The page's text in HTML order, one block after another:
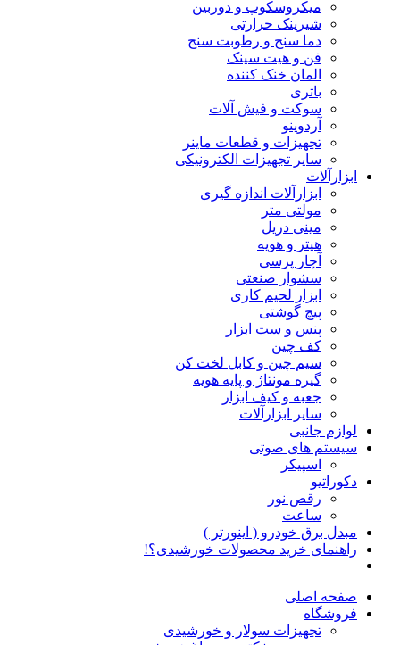
میکروسکوپ و دوربین
شیرینک حرارتی
دما سنج و رطوبت سنج
فن و هیت سینک
المان خنک کننده
باتری
سوکت و فیش آلات
آردوینو
تجهیزات و قطعات ماینر
سایر تجهیزات الکترونیکی
ابزارآلات
ابزارآلات اندازه گیری
مولتی متر
مینی دریل
هیتر و هویه
آچار پرسی
سشوار صنعتی
ابزار لحیم کاری
پیچ گوشتی
پنس و ست ابزار
کف چین
سیم چین و کابل لخت کن
گیره مونتاژ و پایه هویه
جعبه و کیف ابزار
سایر ابزارآلات
لوازم جانبی
سیستم های صوتی
اسپیکر
دکوراتیو
رقص نور
ساعت
مبدل برق خودرو ( اینورتر )
راهنمای خرید محصولات خورشیدی؟!
صفحه اصلی
فروشگاه
تجهیزات سولار و خورشیدی